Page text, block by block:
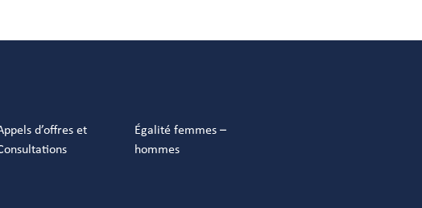
d’offres et
Égalité femmes –
hommes